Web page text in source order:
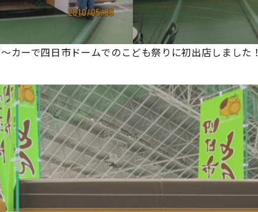
カーで四日市ドームでのこども祭りに初出店しました！